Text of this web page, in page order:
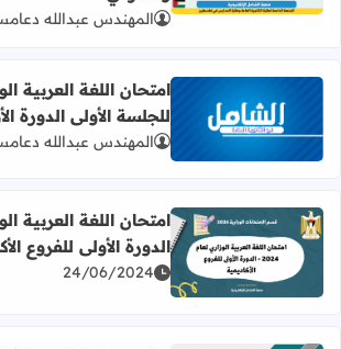
المهندس عبدالله
اقرأ المزيد عن امتحان اللغة العربية الوزاري لعام 2025 للجلسة
للجلسة الأولى الدورة
المهندس عبدالله
اقرأ المزيد عن امتحان اللغة العربية الوزاري لعام 2024 - الدورة الأولى
الدورة الأولى للفروع
24/06/2024